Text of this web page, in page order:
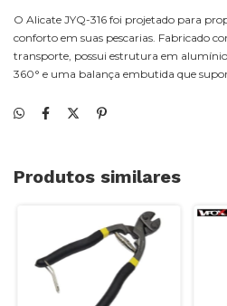
O Alicate JYQ-316 foi projetado para
conforto em suas pescarias. Fabricado
transporte, possui estrutura em
360° e uma balança embutida que
Produtos similares